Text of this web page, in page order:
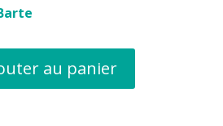
au panier